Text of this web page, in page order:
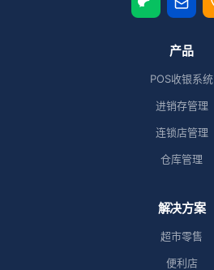
产品
POS收银系统
进销存管理
连锁店管理
仓库管理
解决方案
超市零售
便利店